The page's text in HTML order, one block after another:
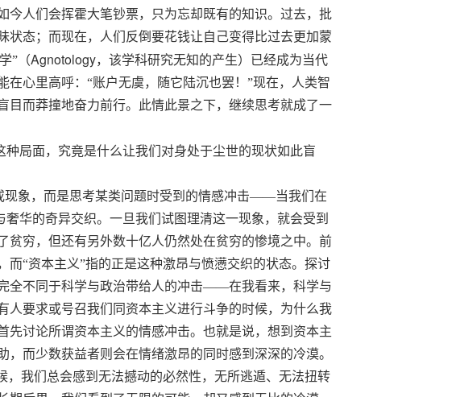
今人们会挥霍大笔钞票，只为忘却既有的知识。过去，批
态；而现在，人们反倒要花钱让自己变得比过去更加蒙
”（Agnotology，该学科研究无知的产生）已经成为当代
心里高呼：“账户无虞，随它陆沉也罢！”现在，人类智
目而莽撞地奋力前行。此情此景之下，继续思考就成了一
局面，究竟是什么让我们对身处于尘世的现状如此盲
现象，而是思考某类问题时受到的情感冲击——当我们在
奢华的奇异交织。一旦我们试图理清这一现象，就会受到
贫穷，但还有另外数十亿人仍然处在贫穷的惨境之中。前
“资本主义”指的正是这种激昂与愤懑交织的状态。探讨
全不同于科学与政治带给人的冲击——在我看来，科学与
要求或号召我们同资本主义进行斗争的时候，为什么我
先讨论所谓资本主义的情感冲击。也就是说， 想到 资本主
，而少数获益者则会在情绪激昂的同时感到深深的冷漠。
，我们总会感到无法撼动的必然性，无所逃遁、无法扭转